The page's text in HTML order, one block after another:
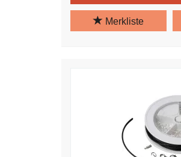
Merkliste